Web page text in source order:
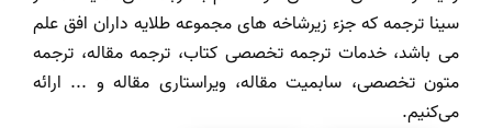
سینا ترجمه که جزء زیرشاخه های مجموعه طلایه داران افق علم
می باشد، خدمات ترجمه تخصصی کتاب، ترجمه مقاله، ترجمه
متون تخصصی، سابمیت مقاله، ویراستاری مقاله و ... ارائه
می‌کنیم.